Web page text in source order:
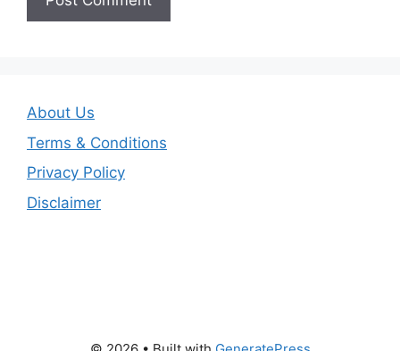
About Us
Terms & Conditions
Privacy Policy
Disclaimer